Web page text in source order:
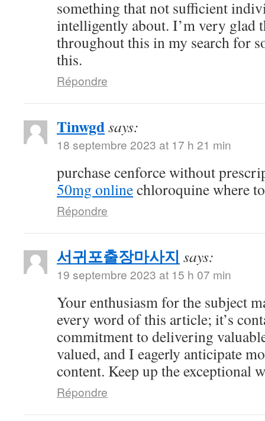
something that not sufficient
intelligently about. I’m very glad
throughout this in my search for
this.
Répondre
Tinwgdsays:
18 septembre 2023 at 17 h 21 min
purchase cenforce without
50mg onlinechloroquine where
Répondre
서귀포출장마사지 says:
19 septembre 2023 at 15 h 07 min
Your enthusiasm for the subject
every word of this article; it’s
commitment to delivering
valued, and I eagerly anticipate
content. Keep up the exceptional
Répondre